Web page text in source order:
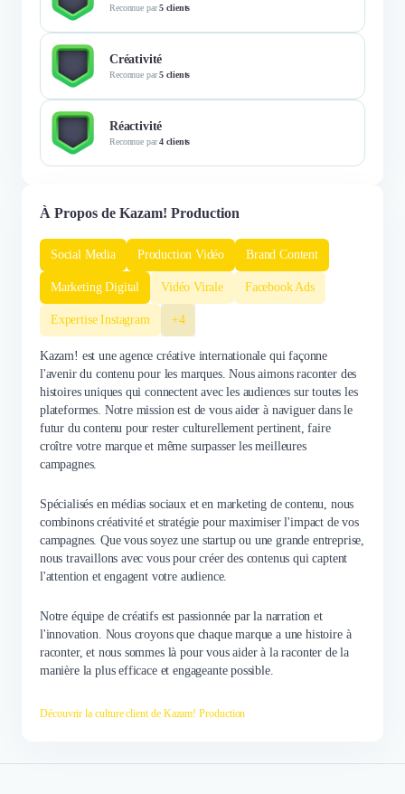
Reconnue par5 clients
Créativité
Reconnue par5 clients
Réactivité
Reconnue par4 clients
À Propos de Kazam! Production
Social Media Production Vidéo Brand Content
Marketing Digital Vidéo Virale Facebook Ads
Expertise Instagram +4
Kazam! est une agence créative internationale qui façonne
l'avenir du contenu pour les marques. Nous aimons raconter des
histoires uniques qui connectent avec les audiences sur toutes les
plateformes. Notre mission est de vous aider à naviguer dans le
futur du contenu pour rester culturellement pertinent, faire
croître votre marque et même surpasser les meilleures
campagnes.
Spécialisés en médias sociaux et en marketing de contenu, nous
combinons créativité et stratégie pour maximiser l'impact de vos
campagnes. Que vous soyez une startup ou une grande entreprise,
nous travaillons avec vous pour créer des contenus qui captent
l'attention et engagent votre audience.
Notre équipe de créatifs est passionnée par la narration et
l'innovation. Nous croyons que chaque marque a une histoire à
raconter, et nous sommes là pour vous aider à la raconter de la
manière la plus efficace et engageante possible.
Découvrir la culture client de Kazam! Production